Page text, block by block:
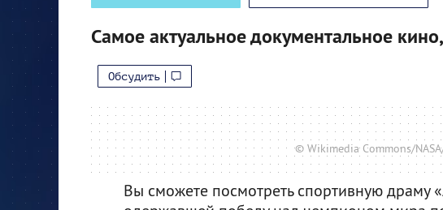
Самое актуальное документальное
Обсудить
© Wikimedia Commons/
Вы сможете посмотреть спортивную драму